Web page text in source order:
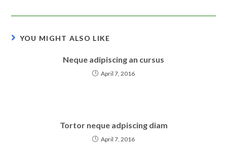
YOU MIGHT ALSO LIKE
Neque adipiscing an cursus
April 7, 2016
Tortor neque adpiscing diam
April 7, 2016